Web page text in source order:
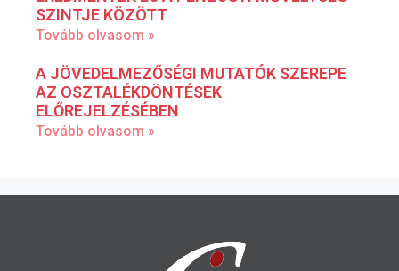
SZINTJE KÖZÖTT
Tovább olvasom »
A JÖVEDELMEZŐSÉGI MUTATÓK SZEREPE
AZ OSZTALÉKDÖNTÉSEK
ELŐREJELZÉSÉBEN
Tovább olvasom »